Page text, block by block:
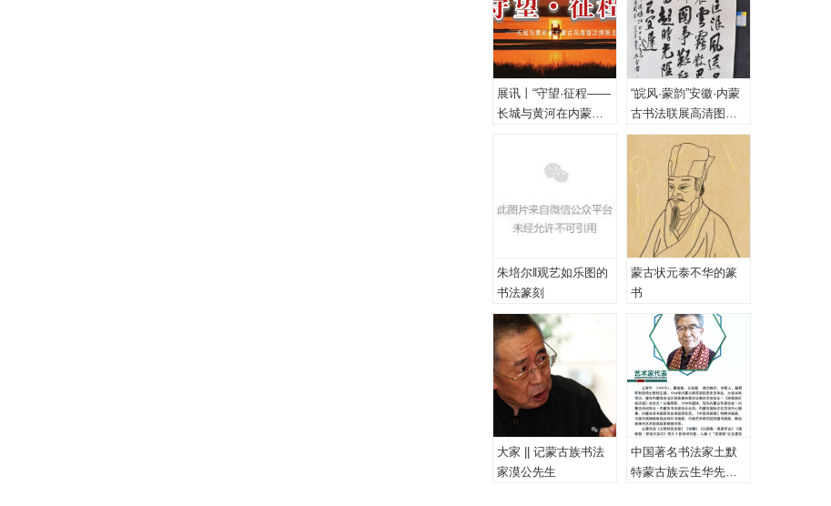
展讯丨“守望·征程——
长城与黄河在内蒙古
“皖风·蒙韵”安徽·内蒙
古书法联展高清图
（一、特邀作品）
朱培尔‖观艺如乐图的
书法篆刻
蒙古状元泰不华的篆
书
大家 || 记蒙古族书法
家漠公先生
中国著名书法家土默
特蒙古族云生华先生